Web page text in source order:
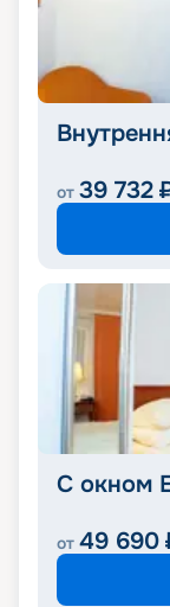
от 39 732
С окном
от 49 690